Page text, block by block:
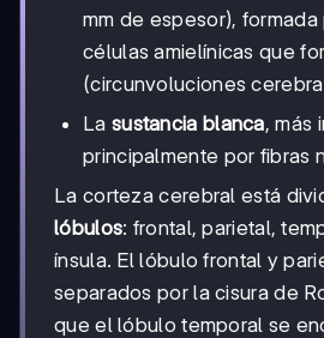
mm de espesor),
células amielínicas que
(circunvoluciones
La sustancia blanca, más
principalmente por fibras
La corteza cerebral está
lóbulos: frontal, parietal,
ínsula. El lóbulo frontal y
separados por la cisura de
que el lóbulo temporal se